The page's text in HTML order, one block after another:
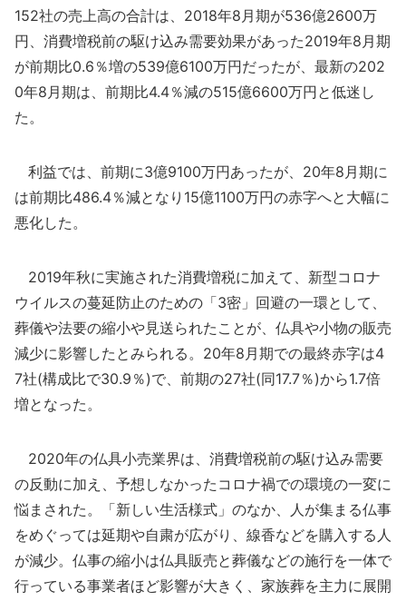
152社の売上高の合計は、2018年8月期が536億2600万
円、消費増税前の駆け込み需要効果があった2019年8月期
が前期比0.6％増の539億6100万円だったが、最新の202
0年8月期は、前期比4.4％減の515億6600万円と低迷し
た。
利益では、前期に3億9100万円あったが、20年8月期に
は前期比486.4％減となり15億1100万円の赤字へと大幅に
悪化した。
2019年秋に実施された消費増税に加えて、新型コロナ
ウイルスの蔓延防止のための「3密」回避の一環として、
葬儀や法要の縮小や見送られたことが、仏具や小物の販売
減少に影響したとみられる。20年8月期での最終赤字は4
7社(構成比で30.9％)で、前期の27社(同17.7％)から1.7倍
増となった。
2020年の仏具小売業界は、消費増税前の駆け込み需要
の反動に加え、予想しなかったコロナ禍での環境の一変に
悩まされた。「新しい生活様式」のなか、人が集まる仏事
をめぐっては延期や自粛が広がり、線香などを購入する人
が減少。仏事の縮小は仏具販売と葬儀などの施行を一体で
行っている事業者ほど影響が大きく、家族葬を主力に展開